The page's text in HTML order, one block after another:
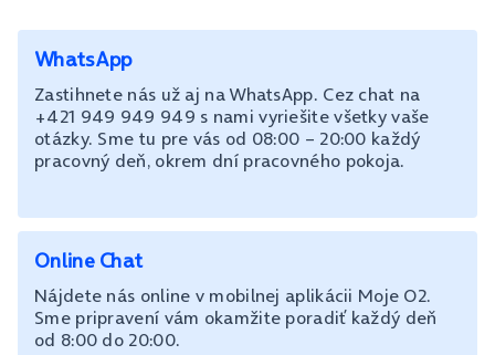
WhatsApp
Zastihnete nás už aj na WhatsApp. Cez chat na
+421 949 949 949 s nami vyriešite všetky vaše
otázky. Sme tu pre vás od 08:00 – 20:00 každý
pracovný deň, okrem dní pracovného pokoja.
Online Chat
Nájdete nás online v mobilnej aplikácii Moje O2.
Sme pripravení vám okamžite poradiť každý deň
od 8:00 do 20:00.